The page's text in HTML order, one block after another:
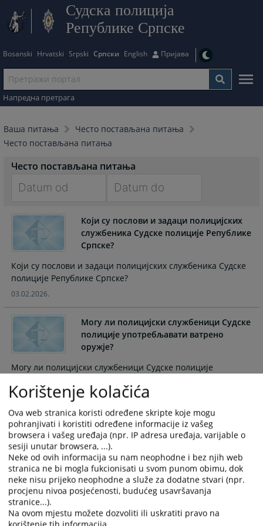
Судска полиција
Републике Српске
Bosanski Hrvatski Srpski Српски English Пријава
Напредна претрага
Ваша питања
Често постављана питања
Често постављана питања
Често постављана питања
forward
interact
the
calendar
and
select
date.
Press
the
question
mark
key
to
get
the
keyboard
shortcuts
for
changing
dates.
forward
to
interact
the
calendar
select
a
date.
Press
the
question
mark
key
to
get
the
keyboard
shortcuts
for
changing
Који су послови и задаци полицијских
службеника Судске полиције Републике
Српске?
Који су послови и задаци полицијских службеника Судске
полиције Републике Српске?
03.02.2026.
Могу ли полицијски службеници Судске
полиције употребљавати ватрено
оружје?
Могу ли полицијски службеници Судске полиције
03.02.2026.
На који начин се може поднијети
притужба на рад полицијског
службеника Судске полиције?
На који начин се може поднијети притужба на рад
полицијског службеника Судске полиције?
03.02.2026.
Korištenje kolačića
Ova web stranica koristi određene skripte koje mogu
pohranjivati i koristiti određene informacije iz vašeg
browsera i vašeg uređaja (npr. IP adresa uređaja, varijable o
sesiji unutar browsera, ...).
Neke od ovih informacija su nam neophodne i bez njih web
stranica ne bi mogla fukcionisati u svom punom obimu, dok
neke nisu prijeko neophodne a služe za dodatne stvari (npr.
procjenu nivoa posjećenosti, budućeg usavršavanja
stranice...).
Na ovom mjestu možete dozvoliti ili uskratiti pravo na